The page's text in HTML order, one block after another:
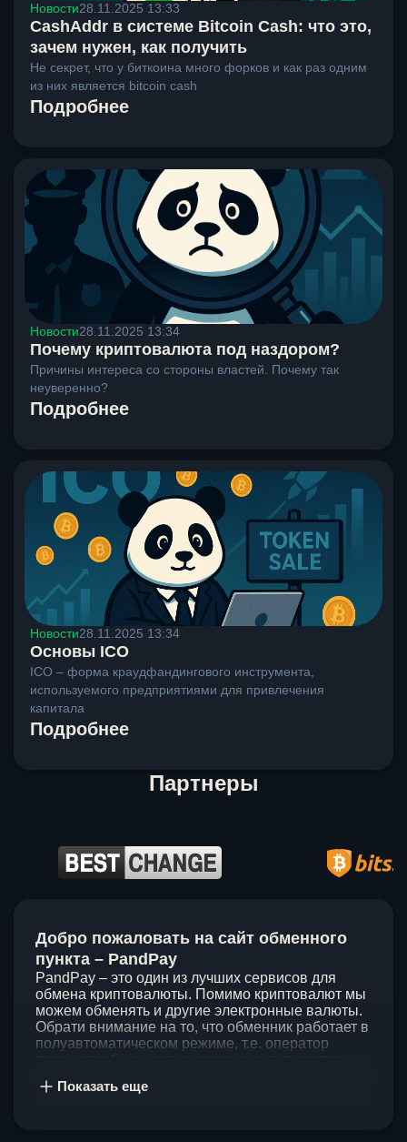
Новости28.11.2025 13:33
CashAddr в системе Bitcoin Cash: что это,
зачем нужен, как получить
Не секрет, что у биткоина много форков и как раз одним
из них является bitcoin cash
Подробнее
Новости28.11.2025 13:34
Почему криптовалюта под наздором?
Причины интереса со стороны властей. Почему так
неуверенно?
Подробнее
Новости28.11.2025 13:34
Основы ICO
ICO – форма краудфандингового инструмента,
используемого предприятиями для привлечения
капитала
Подробнее
Партнеры
Добро пожаловать на сайт обменного
пункта – PandPay
PandPay – это один из лучших сервисов для
обмена криптовалюты. Помимо криптовалют мы
можем обменять и другие электронные валюты.
Обрати внимание на то, что обменник работает в
полуавтоматическом режиме, т.е. оператор
клиентов, поэтому стараемся проводить обмены
Показать еще